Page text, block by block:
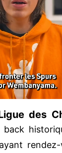
des
rendez-